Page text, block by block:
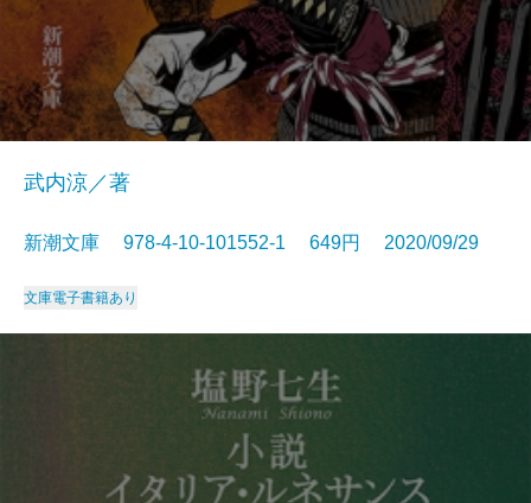
武内涼／著
新潮文庫 978-4-10-101552-1 649円 2020/09/29
文庫電子書籍あり